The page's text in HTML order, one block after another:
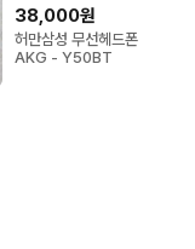
38,000원
허만삼성 무선헤드폰
AKG - Y50BT